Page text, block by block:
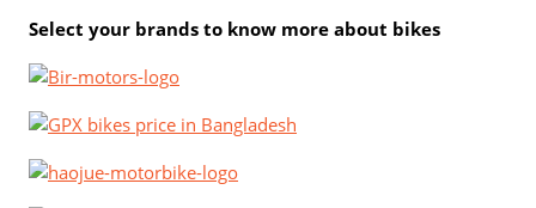
Select your brands to know more about bikes